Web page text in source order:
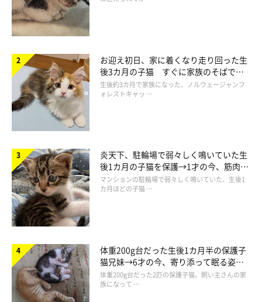
また、4.8万件の「いいね」（2025年8月21日時点）がつくな
ど、大きな反響がありました。
実は大のママっ子!?
お迎え初日、家に着くなり走り回った生
後3カ月の子猫 すぐに家族のそばで落
ち着く姿に「迎えてよかった」
生後約3カ月で家族になった、ノルウェージャンフ
ォレストキャッ …
炎天下、駐輪場で弱々しく鳴いていた生
後1カ月の子猫を保護→1才の今、筋肉質
でツンデレなコに成長
マンションの駐輪場で弱々しく鳴いていた、生後1
カ月ほどの子猫 …
体重200g台だった生後1カ月半の保護子
猫兄妹→6才の今、寄り添って眠る姿に
ほっこり！
体重200g台だった2匹の保護子猫。飼い主さんの家
族になって …